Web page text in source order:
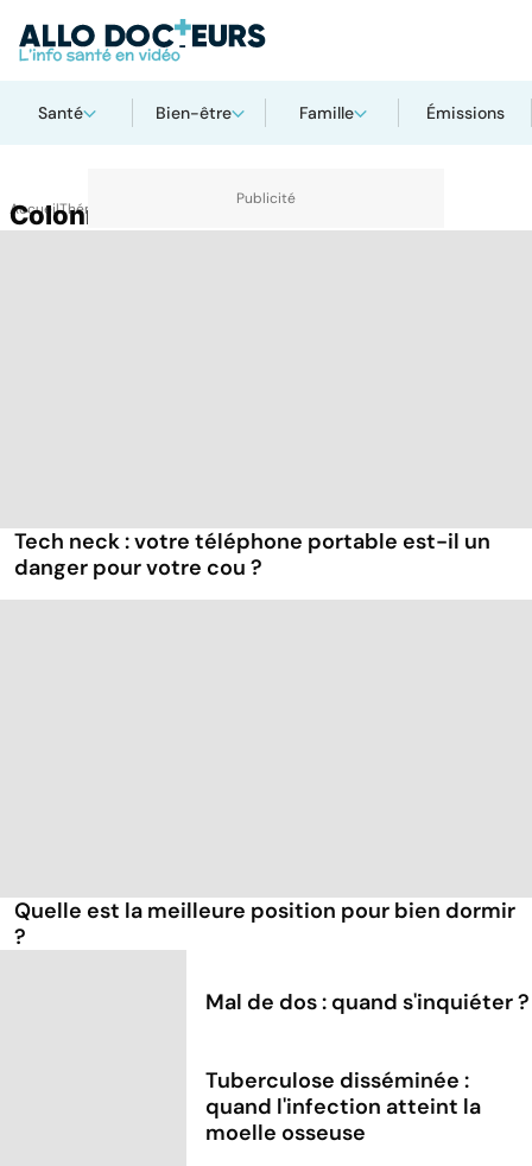
Santé Bien-être Famille Émissions
AccueilThématiques
Colonne vertébrale
Tech neck : votre téléphone portable est-il un
danger pour votre cou ?
Quelle est la meilleure position pour bien dormir
?
Mal de dos : quand s'inquiéter ?
Tuberculose disséminée :
quand l'infection atteint la
moelle osseuse